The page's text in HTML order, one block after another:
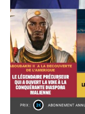
Quelques articles
Annonces
Tous les articles
Le magazine